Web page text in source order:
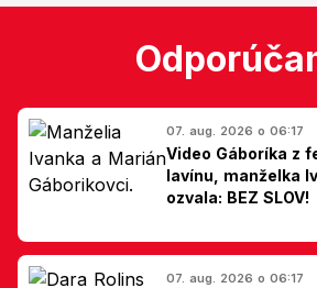
07. aug. 2026 o 06:17
Video Gáboríka z
lavínu, manželka
ozvala: BEZ SLOV!
07. aug. 2026 o 06:17